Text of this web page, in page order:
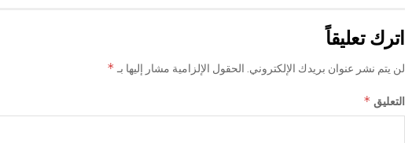
اترك تعليقاً
لن يتم نشر عنوان بريدك الإلكتروني. الحقول الإلزامية مشار إليها بـ *
التعليق *